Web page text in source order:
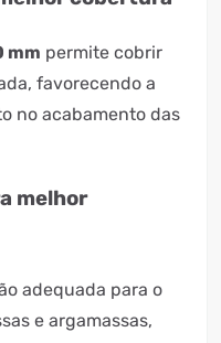
mm permite cobrir
favorecendo a
no acabamento das
melhor
adequada para o
e argamassas,